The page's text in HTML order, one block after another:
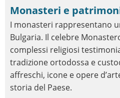
Monasteri e
I monasteri rappresentano
Bulgaria. Il celebre
complessi religiosi
tradizione ortodossa e
affreschi, icone e opere
storia del Paese.